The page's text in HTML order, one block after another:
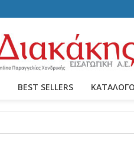
BEST SELLERS